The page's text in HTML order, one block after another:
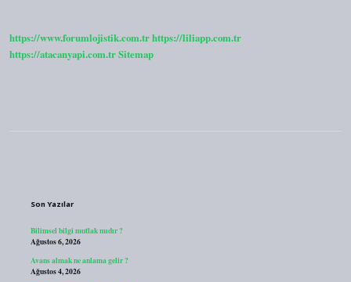
https://www.forumlojistik.com.trhttps://liliapp.com.tr
https://atacanyapi.com.trSitemap
Son Yazılar
Bilimsel bilgi mutlak mıdır ?
Ağustos 6, 2026
Avans almak ne anlama gelir ?
Ağustos 4, 2026